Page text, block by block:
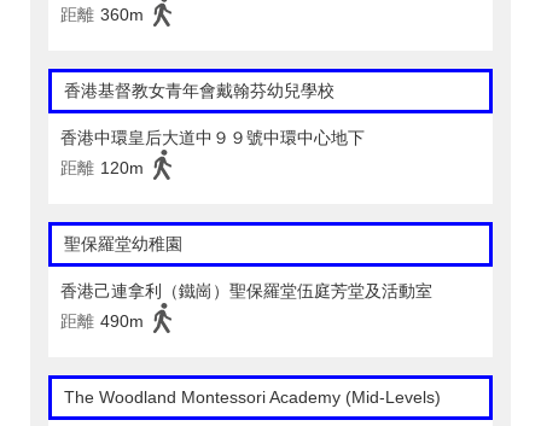
距離 360m
香港基督教女青年會戴翰芬幼兒學校
香港中環皇后大道中９９號中環中心地下
距離 120m
聖保羅堂幼稚園
香港己連拿利（鐵崗）聖保羅堂伍庭芳堂及活動室
距離 490m
The Woodland Montessori Academy (Mid-Levels)